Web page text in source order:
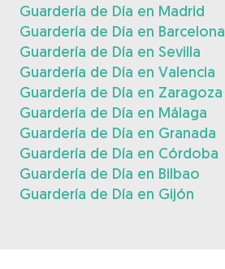
Guardería de Día en Madrid
Guardería de Día en Barcelona
Guardería de Día en Sevilla
Guardería de Día en Valencia
Guardería de Día en Zaragoza
Guardería de Día en Málaga
Guardería de Día en Granada
Guardería de Día en Córdoba
Guardería de Día en Bilbao
Guardería de Día en Gijón